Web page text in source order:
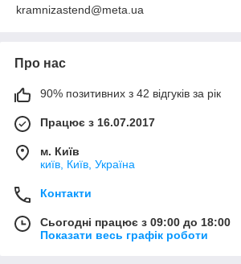
kramnizastend@meta.ua
Про нас
90% позитивних з 42 відгуків за рік
Працює з 16.07.2017
м. Київ
київ, Київ, Україна
Контакти
Сьогодні працює з 09:00 до 18:00
Показати весь графік роботи